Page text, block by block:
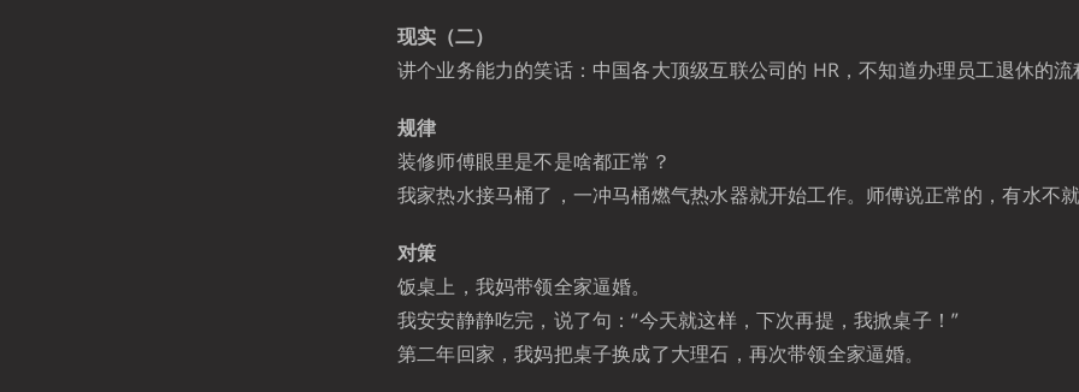
现实（二）
讲个业务能力的笑话：中国各大顶级互联公司的 HR，不知道办理员工退休的流
规律
装修师傅眼里是不是啥都正常？
我家热水接马桶了，一冲马桶燃气热水器就开始工作。师傅说正常的，有水不就
对策
饭桌上，我妈带领全家逼婚。
我安安静静吃完，说了句：“今天就这样，下次再提，我掀桌子！”
第二年回家，我妈把桌子换成了大理石，再次带领全家逼婚。